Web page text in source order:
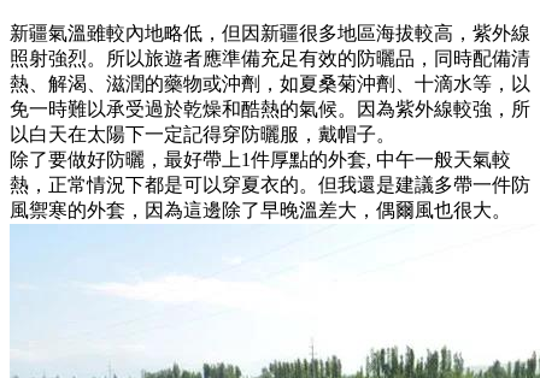
新疆氣溫雖較內地略低，但因新疆很多地區海拔較高，紫外線
照射強烈。所以旅遊者應準備充足有效的防曬品，同時配備清
熱、解渴、滋潤的藥物或沖劑，如夏桑菊沖劑、十滴水等，以
免一時難以承受過於乾燥和酷熱的氣候。因為紫外線較強，所
以白天在太陽下一定記得穿防曬服，戴帽子。
除了要做好防曬，最好帶上1件厚點的外套, 中午一般天氣較
熱，正常情況下都是可以穿夏衣的。但我還是建議多帶一件防
風禦寒的外套，因為這邊除了早晚溫差大，偶爾風也很大。